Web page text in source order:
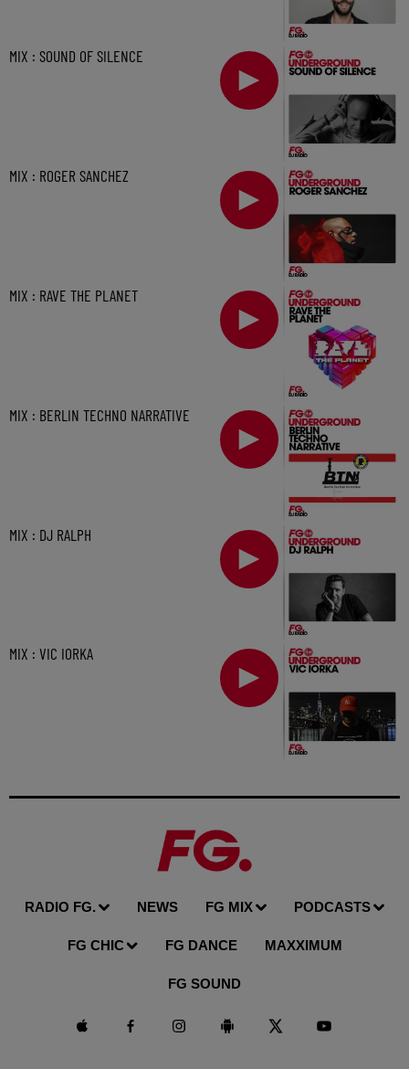
MIX : SOUND OF SILENCE
MIX : ROGER SANCHEZ
MIX : RAVE THE PLANET
MIX : BERLIN TECHNO NARRATIVE
MIX : DJ RALPH
MIX : VIC IORKA
RADIO FG. NEWS FG MIX PODCASTS
FG CHIC FG DANCE MAXXIMUM
FG SOUND